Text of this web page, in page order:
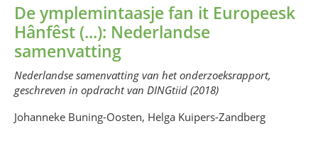
De ymplemintaasje fan it Europeesk
Hânfêst (...): Nederlandse
samenvatting
Nederlandse samenvatting van het onderzoeksrapport,
geschreven in opdracht van DINGtiid (2018)
Johanneke Buning-Oosten, Helga Kuipers-Zandberg